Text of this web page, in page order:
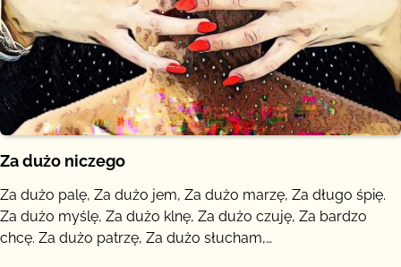
Za dużo niczego
Za dużo palę, Za dużo jem, Za dużo marzę, Za długo śpię.
Za dużo myślę, Za dużo klnę, Za dużo czuję, Za bardzo
chcę. Za dużo patrzę, Za dużo słucham,…